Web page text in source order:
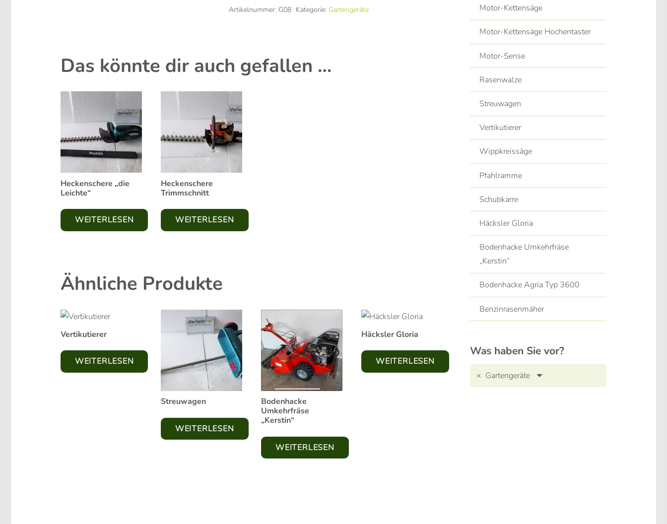
Artikelnummer: G08 Kategorie: Gartengeräte
Das könnte dir auch gefallen …
Heckenschere „die
Leichte“
WEITERLESEN
Heckenschere
Trimmschnitt
WEITERLESEN
Ähnliche Produkte
Vertikutierer
WEITERLESEN
Streuwagen
WEITERLESEN
Bodenhacke
Umkehrfräse
„Kerstin“
WEITERLESEN
Häcksler Gloria
WEITERLESEN
Motor-Kettensäge
Motor-Kettensäge Hochentaster
Motor-Sense
Rasenwalze
Streuwagen
Vertikutierer
Wippkreissäge
Pfahlramme
Schubkarre
Häcksler Gloria
Bodenhacke Umkehrfräse
„Kerstin“
Bodenhacke Agria Typ 3600
Benzinrasenmäher
Was haben Sie vor?
× Gartengeräte